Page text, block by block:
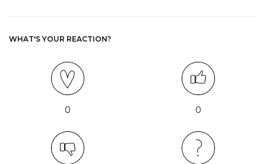
WHAT'S YOUR REACTION?
0 0